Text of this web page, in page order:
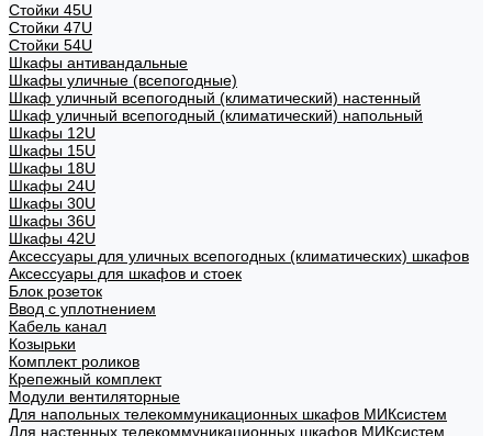
Стойки 45U
Стойки 47U
Стойки 54U
Шкафы антивандальные
Шкафы уличные (всепогодные)
Шкаф уличный всепогодный (климатический) настенный
Шкаф уличный всепогодный (климатический) напольный
Шкафы 12U
Шкафы 15U
Шкафы 18U
Шкафы 24U
Шкафы 30U
Шкафы 36U
Шкафы 42U
Аксессуары для уличных всепогодных (климатических) шкафов
Аксессуары для шкафов и стоек
Блок розеток
Ввод с уплотнением
Кабель канал
Козырьки
Комплект роликов
Крепежный комплект
Модули вентиляторные
Для напольных телекоммуникационных шкафов МИКсистем
Для настенных телекоммуникационных шкафов МИКсистем